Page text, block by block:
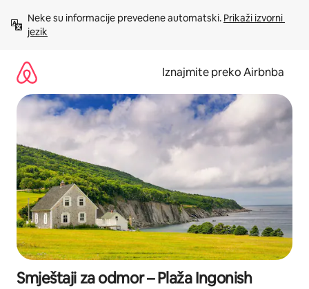
sadržaj
Neke su informacije prevedene automatski. Prikaži izvorni
jezik
Iznajmite preko Airbnba
Smještaji za odmor – Plaža Ingonish